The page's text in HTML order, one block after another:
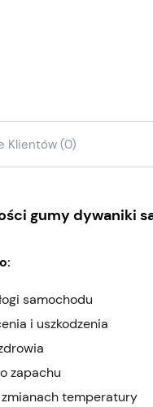
Klientów (0)
gumy dywaniki
samochodu
i uszkodzenia
zapachu
temperatury